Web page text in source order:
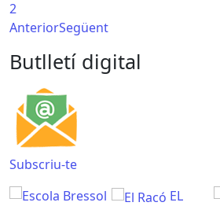
2
AnteriorSegüent
Butlletí digital
Subscriu-te
EL